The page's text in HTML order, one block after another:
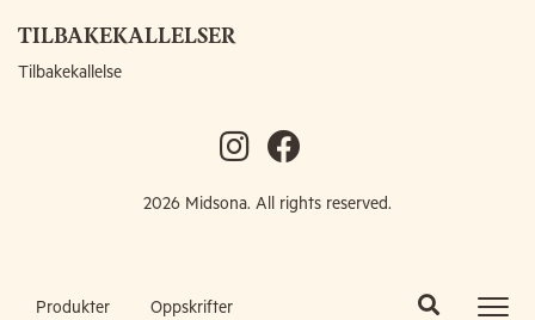
Produkter Oppskrifter
TILBAKEKALLELSER
Tilbakekallelse
2026 Midsona. All rights reserved.